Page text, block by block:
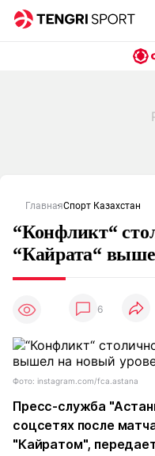
ГлавнаяСпорт Казахстан
“Конфликт“
“Кайрата“
6
Фото: instagram.com/fca.astana
Пресс-служба
соцсетях после
"Кайратом",